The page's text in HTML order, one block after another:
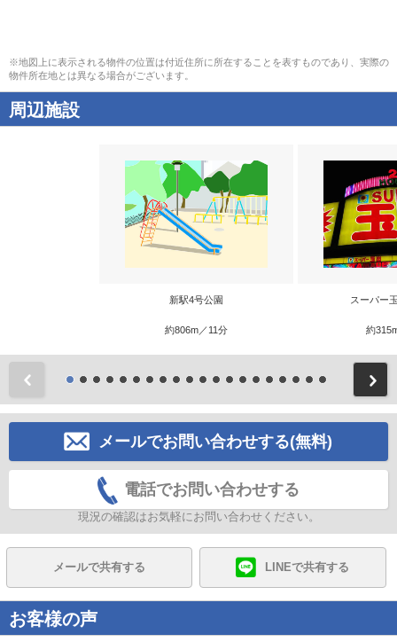
※地図上に表示される物件の位置は付近住所に所在することを表すものであり、実際の
物件所在地とは異なる場合がございます。
周辺施設
新駅4号公園
約806m／11分
スーパー
約
メールでお問い合わせする(無料)
電話でお問い合わせする
現況の確認はお気軽にお問い合わせください。
メールで共有する LINEで共有する
お客様の声